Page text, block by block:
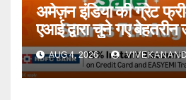
अमेज़न इंडिया की ग्रेट
एआई द्वारा चुने गए बेहतरीन
AUG 4, 2026